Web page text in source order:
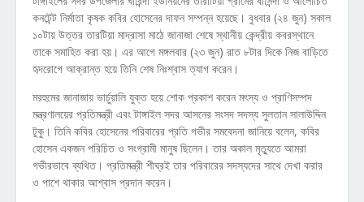
কনটেন্ট নির্মাতা কৃষক কবির হোসেনের দাফন সম্পন্ন হয়েছে। বুধবার (২৪ জুন) সকাল
১০টায় উত্তর তারটিয়া মাদ্রাসা মাঠে জানাজা শেষে স্থানীয় কেন্দ্রীয় কবরস্থানে
তাকে সমাহিত করা হয়। এর আগে মঙ্গলবার (২৩ জুন) রাত ৮টার দিকে নিজ বাড়িতে
হৃদরোগে আক্রান্ত হয়ে তিনি শেষ নিঃশ্বাস ত্যাগ করেন।
মরহুমের জানাজায় ভার্চুয়ালি যুক্ত হয়ে শোক প্রকাশ করেন মৎস্য ও প্রাণিসম্পদ
মন্ত্রণালয়ের প্রতিমন্ত্রী এবং টাঙ্গাইল সদর আসনের সংসদ সদস্য সুলতান সালাউদ্দিন
টুকু। তিনি কবির হোসেনের পরিবারের প্রতি গভীর সমবেদনা জানিয়ে বলেন, কবির
হোসেন একজন পরিচিত ও সংগ্রামী মানুষ ছিলেন। তার অকাল মৃত্যুতে আমরা
গভীরভাবে ব্যথিত। প্রতিমন্ত্রী শীঘ্রই তার পরিবারের সদস্যদের সাথে দেখা করার
ও পাশে থাকার আশ্বাস প্রদান করেন।